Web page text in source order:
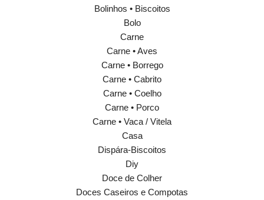
Bolinhos • Biscoitos
Bolo
Carne
Carne • Aves
Carne • Borrego
Carne • Cabrito
Carne • Coelho
Carne • Porco
Carne • Vaca / Vitela
Casa
Dispára-Biscoitos
Diy
Doce de Colher
Doces Caseiros e Compotas